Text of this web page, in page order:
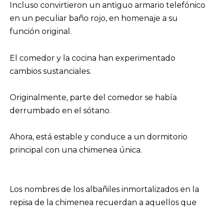
Incluso convirtieron un antiguo armario telefónico
en un peculiar baño rojo, en homenaje a su
función original.
El comedor y la cocina han experimentado
cambios sustanciales.
Originalmente, parte del comedor se había
derrumbado en el sótano.
Ahora, está estable y conduce a un dormitorio
principal con una chimenea única.
Los nombres de los albañiles inmortalizados en la
repisa de la chimenea recuerdan a aquellos que